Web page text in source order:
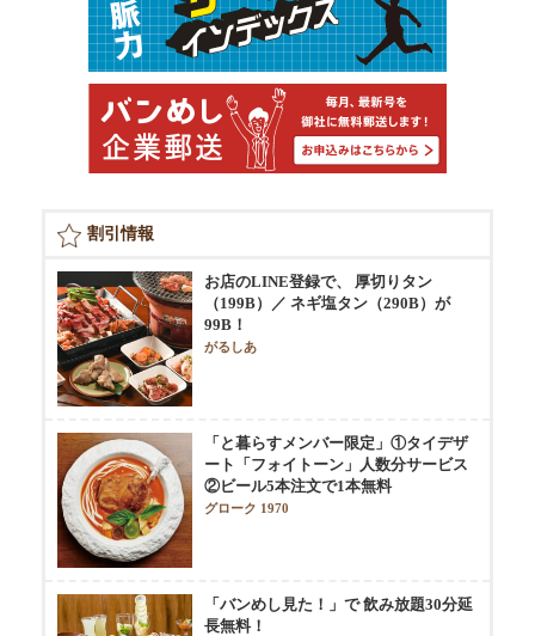
割引情報
お店のLINE登録で、 厚切りタン
（199B）／ ネギ塩タン（290B）が
99B！
がるしあ
「と暮らすメンバー限定」①タイデザ
ート「フォイトーン」人数分サービス
②ビール5本注文で1本無料
グローク 1970
「バンめし見た！」で 飲み放題30分延
長無料！